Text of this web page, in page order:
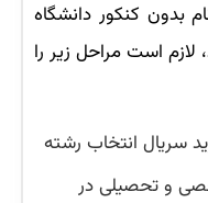
بدون کنکور دانشگاه
لازم است مراحل زیر را
سریال انتخاب رشته
و تحصیلی در